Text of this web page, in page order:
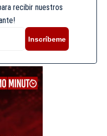
recibir nuestros
Inscríbeme